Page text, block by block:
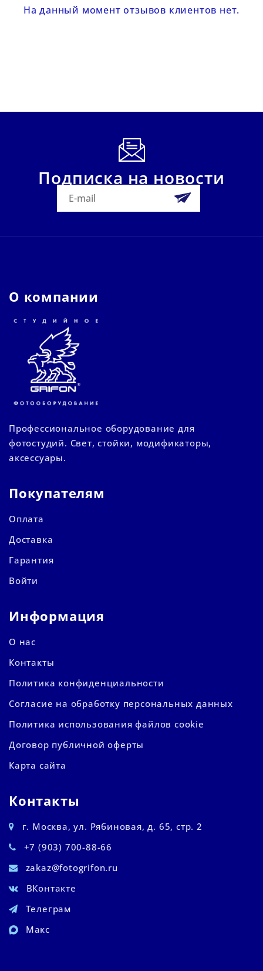
На данный момент отзывов клиентов нет.
Подписка на новости
О компании
Профессиональное оборудование для
фотостудий. Свет, стойки, модификаторы,
аксессуары.
Покупателям
Оплата
Доставка
Гарантия
Войти
Информация
О нас
Контакты
Политика конфиденциальности
Согласие на обработку персональных данных
Политика использования файлов cookie
Договор публичной оферты
Карта сайта
Контакты
г. Москва, ул. Рябиновая, д. 65, стр. 2
+7 (903) 700-88-66
zakaz@fotogrifon.ru
ВКонтакте
Телеграм
Макс